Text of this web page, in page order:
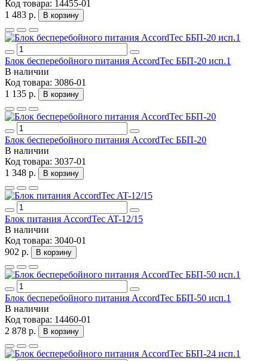
Код товара: 14455-01
1 483 р.
В корзину
Блок бесперебойного питания AccordTec ББП-20 исп.1
В наличии
Код товара: 3086-01
1 135 р.
В корзину
Блок бесперебойного питания AccordTec ББП-20
В наличии
Код товара: 3037-01
1 348 р.
В корзину
Блок питания AccordTec AT-12/15
В наличии
Код товара: 3040-01
902 р.
В корзину
Блок бесперебойного питания AccordTec ББП-50 исп.1
В наличии
Код товара: 14460-01
2 878 р.
В корзину